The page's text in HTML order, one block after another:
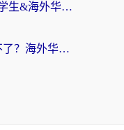
海外哪里能看奥运直播？留学生&海外华人必看的体育赛事观赛终极指南
12123交管在国外怎么使用不了？海外华人必看的无缝访问国内资源指南